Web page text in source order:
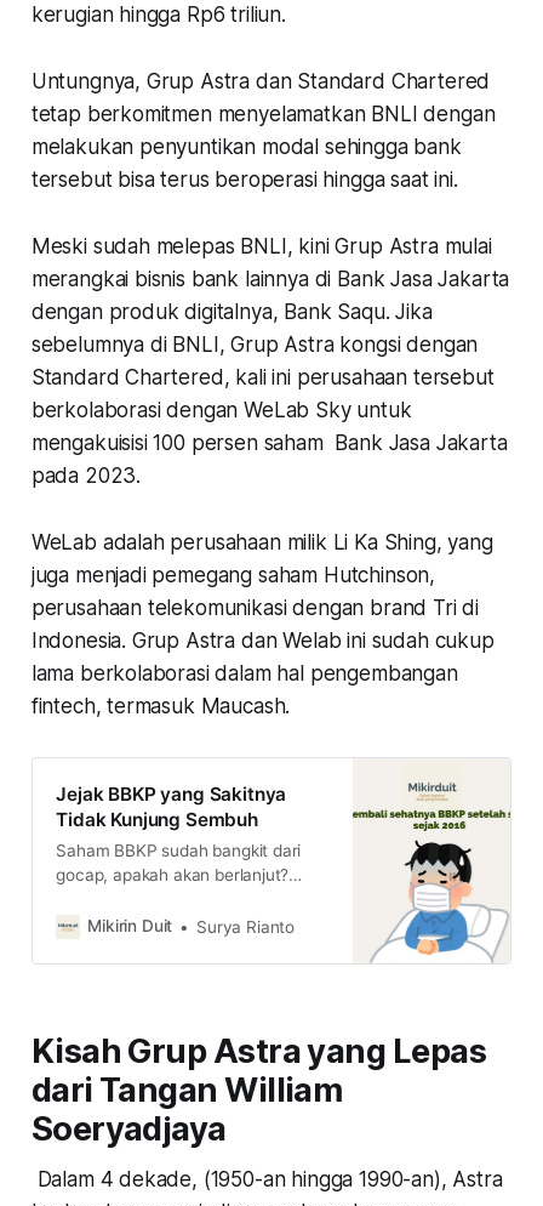
kerugian hingga Rp6 triliun.
Untungnya, Grup Astra dan Standard Chartered
tetap berkomitmen menyelamatkan BNLI dengan
melakukan penyuntikan modal sehingga bank
tersebut bisa terus beroperasi hingga saat ini.
Meski sudah melepas BNLI, kini Grup Astra mulai
merangkai bisnis bank lainnya di Bank Jasa Jakarta
dengan produk digitalnya, Bank Saqu. Jika
sebelumnya di BNLI, Grup Astra kongsi dengan
Standard Chartered, kali ini perusahaan tersebut
berkolaborasi dengan WeLab Sky untuk
mengakuisisi 100 persen saham Bank Jasa Jakarta
pada 2023.
WeLab adalah perusahaan milik Li Ka Shing, yang
juga menjadi pemegang saham Hutchinson,
perusahaan telekomunikasi dengan brand Tri di
Indonesia. Grup Astra dan Welab ini sudah cukup
lama berkolaborasi dalam hal pengembangan
fintech, termasuk Maucash.
Jejak BBKP yang Sakitnya
Tidak Kunjung Sembuh
Saham BBKP sudah bangkit dari
gocap, apakah akan berlanjut?
strategi Kookmin Bank untuk
sudah mulai muncul gejala sakit
Mikirin Duit Surya Rianto
Kisah Grup Astra yang Lepas
dari Tangan William
Soeryadjaya
Dalam 4 dekade, (1950-an hingga 1990-an), Astra